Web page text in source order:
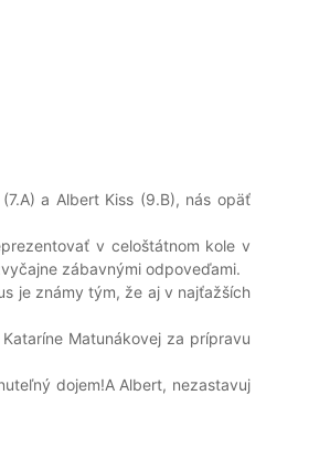
a Albert Kiss (9.B), nás opäť
v celoštátnom kole v
zábavnými odpoveďami.
je známy tým, že aj v najťažších
Matunákovej za prípravu
dojem!A Albert, nezastavuj